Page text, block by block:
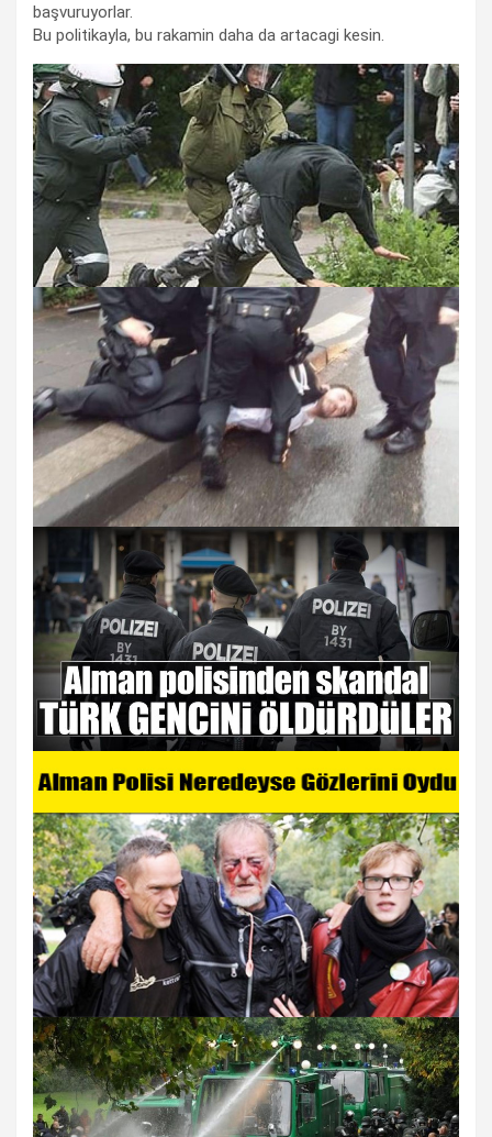
başvuruyorlar.
Bu politikayla, bu rakamin daha da artacagi kesin.